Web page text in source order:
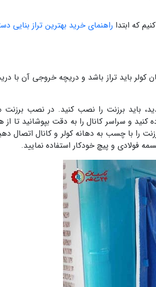
که ابتدا راهنمای خرید بهترین تراز بنایی
کولر باید تراز باشد و دریچه خروجی آن با
باید برزنت را نصب کنید. در نصب
و سراسر کانال را به دقت بپوشانید تا از
را با چسب به دهانه کولر و کانال اتصال
فولادی و پیچ خودکار استفاده نمایید.